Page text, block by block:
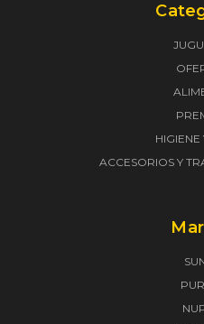
HIGIENE
ACCESORIOS Y